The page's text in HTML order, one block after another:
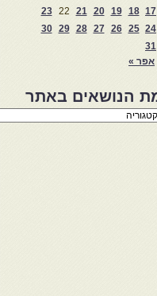
17
18
19
20
21
22
23
24
25
26
27
28
29
30
31
אפר »
הנושאים באתר